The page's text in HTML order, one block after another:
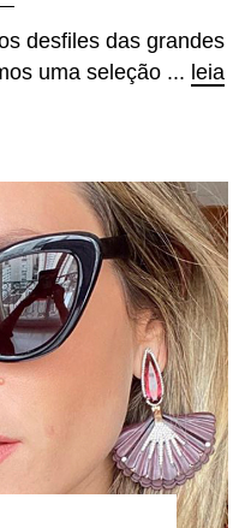
desfiles das grandes
uma seleção ... leia